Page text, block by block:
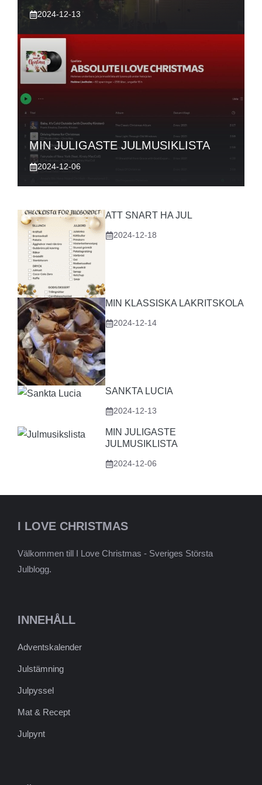
2024-12-13
MIN JULIGASTE JULMUSIKLISTA
2024-12-06
ATT SNART HA JUL
2024-12-18
MIN KLASSISKA LAKRITSKOLA
2024-12-14
SANKTA LUCIA
2024-12-13
MIN JULIGASTE
JULMUSIKLISTA
2024-12-06
I LOVE CHRISTMAS
Välkommen till I Love Christmas - Sveriges Största
Julblogg.
INNEHÅLL
Adventskalender
Julstämning
Julpyssel
Mat & Recept
Julpynt